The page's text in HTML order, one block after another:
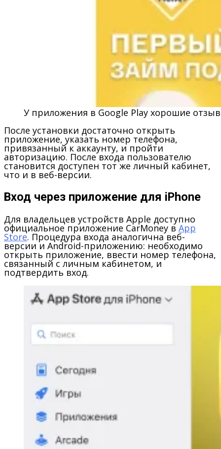
У приложения в Google Play хорошие
После установки достаточно открыть
приложение, указать номер телефона,
привязанный к аккаунту, и пройти
авторизацию. После входа пользователю
становится доступен тот же личный кабинет,
что и в веб-версии.
Вход через приложение для iPhone
Для владельцев устройств Apple доступно
официальное приложение CarMoney в App
Store. Процедура входа аналогична веб-
версии и Android-приложению: необходимо
открыть приложение, ввести номер телефона,
связанный с личным кабинетом, и
подтвердить вход.